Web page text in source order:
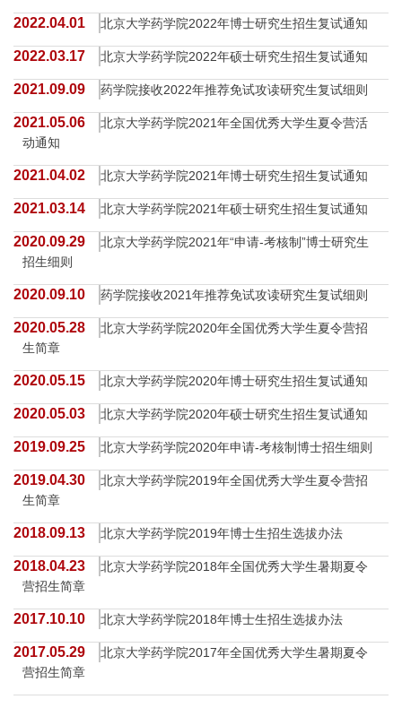
2022.04.01 北京大学药学院2022年博士研究生招生复试通知
2022.03.17 北京大学药学院2022年硕士研究生招生复试通知
2021.09.09 药学院接收2022年推荐免试攻读研究生复试细则
2021.05.06
北京大学药学院2021年全国优秀大学生夏令营活
动通知
2021.04.02 北京大学药学院2021年博士研究生招生复试通知
2021.03.14 北京大学药学院2021年硕士研究生招生复试通知
2020.09.29
北京大学药学院2021年“申请-考核制”博士研究生
招生细则
2020.09.10 药学院接收2021年推荐免试攻读研究生复试细则
2020.05.28
北京大学药学院2020年全国优秀大学生夏令营招
生简章
2020.05.15 北京大学药学院2020年博士研究生招生复试通知
2020.05.03 北京大学药学院2020年硕士研究生招生复试通知
2019.09.25 北京大学药学院2020年申请-考核制博士招生细则
2019.04.30
北京大学药学院2019年全国优秀大学生夏令营招
生简章
2018.09.13 北京大学药学院2019年博士生招生选拔办法
2018.04.23
北京大学药学院2018年全国优秀大学生暑期夏令
营招生简章
2017.10.10 北京大学药学院2018年博士生招生选拔办法
2017.05.29
北京大学药学院2017年全国优秀大学生暑期夏令
营招生简章